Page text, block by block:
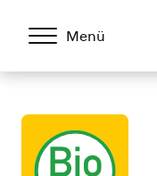
Menü